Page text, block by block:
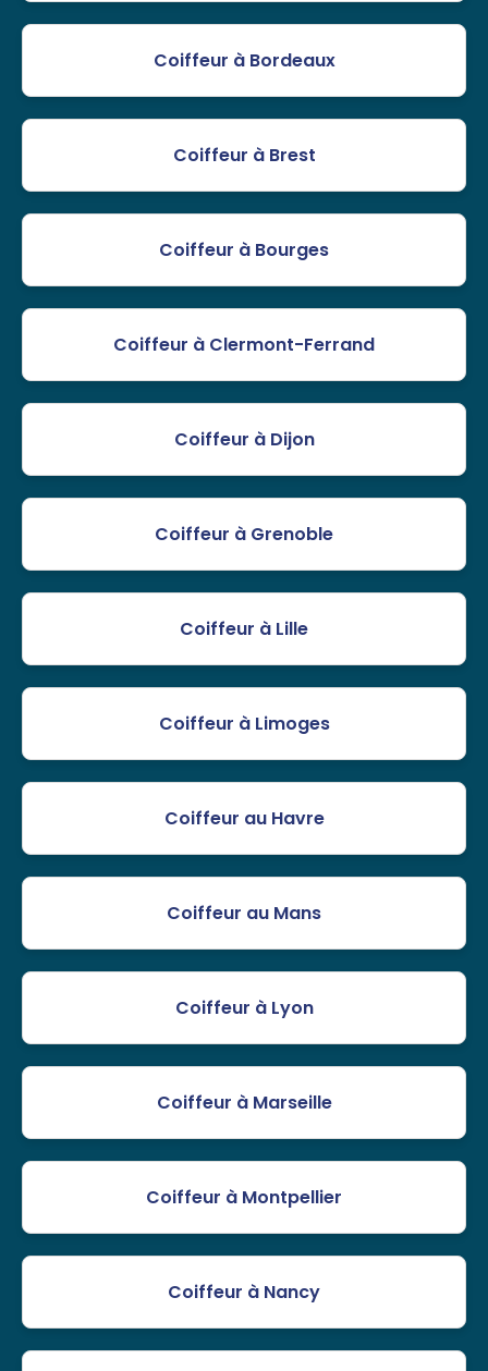
Coiffeur à Bordeaux
Coiffeur à Brest
Coiffeur à Bourges
Coiffeur à Clermont-Ferrand
Coiffeur à Dijon
Coiffeur à Grenoble
Coiffeur à Lille
Coiffeur à Limoges
Coiffeur au Havre
Coiffeur au Mans
Coiffeur à Lyon
Coiffeur à Marseille
Coiffeur à Montpellier
Coiffeur à Nancy